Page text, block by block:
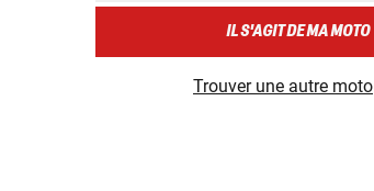
IL S'AGIT DE MA MOTO
Trouver une autre moto